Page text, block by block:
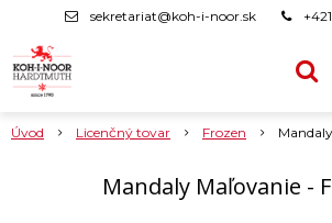
sekretariat@koh-i-noor.sk
Úvod Licenčný tovar Frozen
Mandaly Maľovanie -